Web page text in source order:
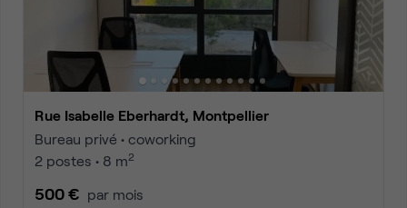
Rue Isabelle Eberhardt, Montpellier
Bureau privé • coworking
2 postes • 8 m2
500 € par mois